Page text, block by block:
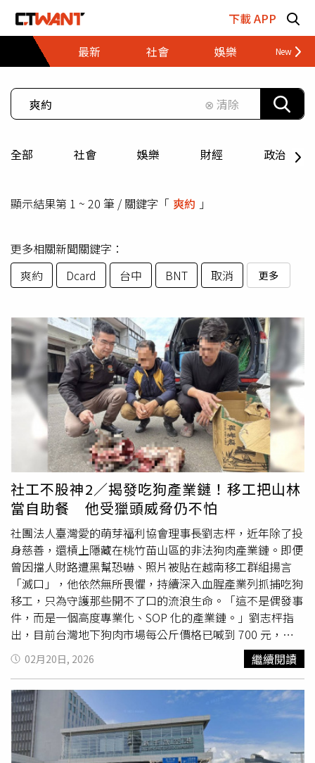
下載 APP
最新
社會 娛樂 財經
⊗ 清除
全部 社會 娛樂 財經 政治
顯示結果第 1 ~ 20 筆 / 關鍵字「 爽約 」
更多相關新聞關鍵字：
爽約
Dcard 台中 BNT 取消 更多
社工不股神2／揭發吃狗產業鏈！移工把山林
當自助餐 他受獵頭威脅仍不怕
社團法人臺灣愛的萌芽福利協會理事長劉志枰，近年除了投
身慈善，還槓上隱藏在桃竹苗山區的非法狗肉產業鏈。即便
曾因擋人財路遭黑幫恐嚇、照片被貼在越南移工群組揚言
「滅口」，他依然無所畏懼，持續深入血腥產業列抓捕吃狗
移工，只為守護那些開不了口的流浪生命。「這不是偶發事
件，而是一個高度專業化、SOP 化的產業鏈。」劉志枰指
出，目前台灣地下狗肉市場每公斤價格已喊到 700 元，龐
大的利潤吸引了大量外籍移工鋌而走險。這群以北越移工為
首的集團分工細緻，有人負責在山區誘捕、有人擔任車手負
責運輸，背後還有老闆在組織，甚至不乏國人也參與其中，
全台至少百組人在台灣山林進行殘忍屠殺。而這群移工行徑
極為囂張，除狗肉外，包括山羌以及穿山甲、石虎等保育類
動物都是他們的狩獵目標，儼然是將大自然當成「自助
餐」，劉志枰為了潛入這個封閉的世界，只能選擇深入敵
02月20日, 2026 繼續閱讀